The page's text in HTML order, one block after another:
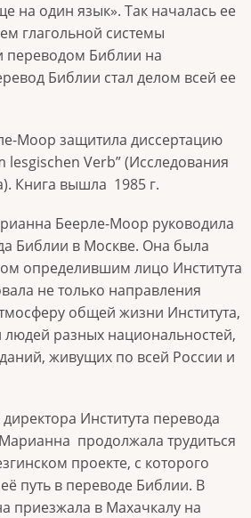
на один язык». Так началась ее
глагольной системы
переводом Библии на
Библии стал делом всей ее
Моор защитила диссертацию
lesgischen Verb” (Исследования
Книга вышла 1985 г.
Беерле-Моор руководила
Библии в Москве. Она была
определившим лицо Института
не только направления
общей жизни Института,
разных национальностей,
живущих по всей России и
Института перевода
продолжала трудиться
проекте, с которого
путь в переводе Библии. В
приезжала в Махачкалу на